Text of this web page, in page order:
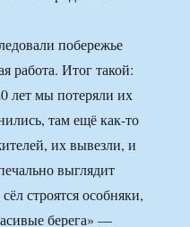
побережье
работа. Итог такой:
лет мы потеряли их
там ещё как-то
их вывезли, и
выглядит
строятся особняки,
берега» —